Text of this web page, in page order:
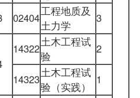
02404工程地质及
土力学
3
14322土木工程试
验
2
14323土木工程试
验（实践）
1